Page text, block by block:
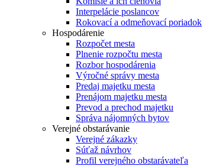
Interpelácie poslancov
Rokovací a odmeňovací poriadok
Hospodárenie
Rozpočet mesta
Plnenie rozpočtu mesta
Rozbor hospodárenia
Výročné správy mesta
Predaj majetku mesta
Prenájom majetku mesta
Prevod a prechod majetku
Správa nájomných bytov
Verejné obstarávanie
Verejné zákazky
Súťaž návrhov
Profil verejného obstarávateľa